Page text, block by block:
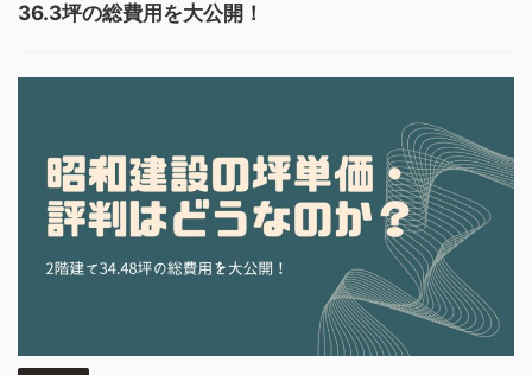
36.3坪の総費用を大公開！